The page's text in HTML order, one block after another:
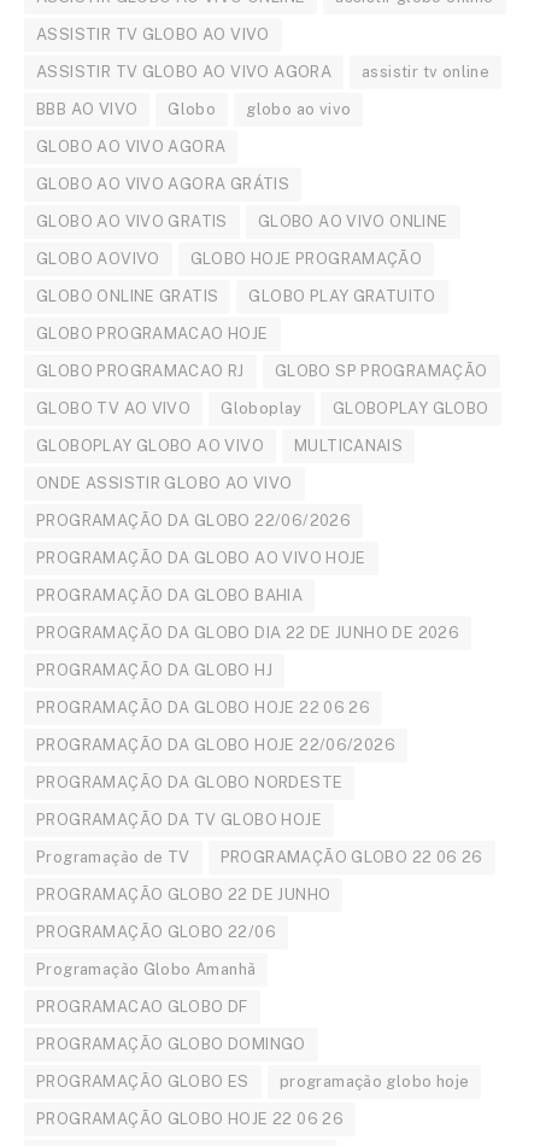
ASSISTIR TV GLOBO AO VIVO
ASSISTIR TV GLOBO AO VIVO AGORA assistir tv online
BBB AO VIVO Globo globo ao vivo
GLOBO AO VIVO AGORA
GLOBO AO VIVO AGORA GRÁTIS
GLOBO AO VIVO GRATIS GLOBO AO VIVO ONLINE
GLOBO AOVIVO GLOBO HOJE PROGRAMAÇÃO
GLOBO ONLINE GRATIS GLOBO PLAY GRATUITO
GLOBO PROGRAMACAO HOJE
GLOBO PROGRAMACAO RJ GLOBO SP PROGRAMAÇÃO
GLOBO TV AO VIVO Globoplay GLOBOPLAY GLOBO
GLOBOPLAY GLOBO AO VIVO MULTICANAIS
ONDE ASSISTIR GLOBO AO VIVO
PROGRAMAÇÃO DA GLOBO 22/06/2026
PROGRAMAÇÃO DA GLOBO AO VIVO HOJE
PROGRAMAÇÃO DA GLOBO BAHIA
PROGRAMAÇÃO DA GLOBO DIA 22 DE JUNHO DE 2026
PROGRAMAÇÃO DA GLOBO HJ
PROGRAMAÇÃO DA GLOBO HOJE 22 06 26
PROGRAMAÇÃO DA GLOBO HOJE 22/06/2026
PROGRAMAÇÃO DA GLOBO NORDESTE
PROGRAMAÇÃO DA TV GLOBO HOJE
Programação de TV PROGRAMAÇÃO GLOBO 22 06 26
PROGRAMAÇÃO GLOBO 22 DE JUNHO
PROGRAMAÇÃO GLOBO 22/06
Programação Globo Amanhã
PROGRAMACAO GLOBO DF
PROGRAMAÇÃO GLOBO DOMINGO
PROGRAMAÇÃO GLOBO ES programação globo hoje
PROGRAMAÇÃO GLOBO HOJE 22 06 26